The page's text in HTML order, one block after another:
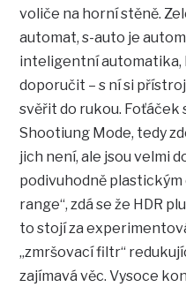
voliče na horní stěně.
automat, s-auto je
inteligentní automatika,
doporučit – s ní si
svěřit do rukou. Foťáček
Shootiung Mode, tedy
jich není, ale jsou velmi
podivuhodně plastickým
range“, zdá se že HDR
to stojí za
„zmršovací filtr“
zajímavá věc. Vysoce